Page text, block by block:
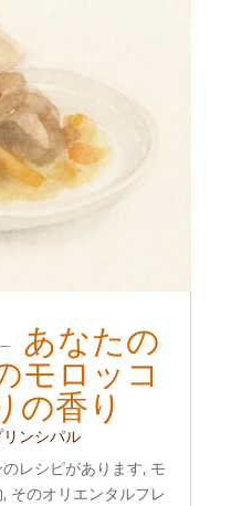
あなたの
モロッコ
の香り
ンシパル
レシピがあります, モ
そのオリエンタルフレ